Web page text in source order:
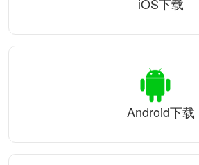
Android下载